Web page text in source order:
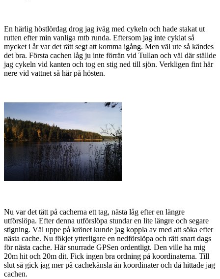
En härlig höstlördag drog jag iväg med cykeln och hade stakat ut
rutten efter min vanliga mtb runda. Eftersom jag inte cyklat så
mycket i år var det rätt segt att komma igång. Men väl ute så kändes
det bra. Första cachen låg ju inte förrän vid Tullan och väl där ställde
jag cykeln vid kanten och tog en stig ned till sjön. Verkligen fint här
nere vid vattnet så här på hösten.
Nu var det tätt på cacherna ett tag, nästa låg efter en längre
utförslöpa. Efter denna utförslöpa stundar en lite längre och segare
stigning. Väl uppe på krönet kunde jag koppla av med att söka efter
nästa cache. Nu fökjet ytterligare en nedförslöpa och rätt snart dags
för nästa cache. Här snurrade GPSen ordentligt. Den ville ha mig
20m hit och 20m dit. Fick ingen bra ordning på koordinaterna. Till
slut så gick jag mer på cachekänsla än koordinater och då hittade jag
cachen.